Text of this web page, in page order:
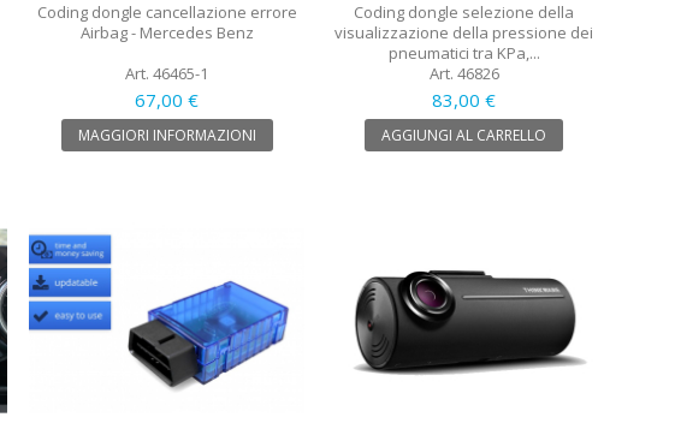
Coding dongle cancellazione errore
Airbag - Mercedes Benz
Art. 46465-1
67,00 €
MAGGIORI INFORMAZIONI
Coding dongle selezione della
visualizzazione della pressione dei
pneumatici tra KPa,...
Art. 46826
83,00 €
AGGIUNGI AL CARRELLO